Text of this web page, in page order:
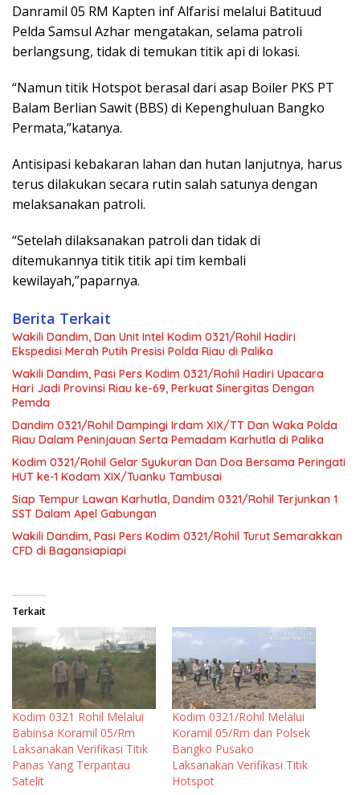
Danramil 05 RM Kapten inf Alfarisi melalui Batituud
Pelda Samsul Azhar mengatakan, selama patroli
berlangsung, tidak di temukan titik api di lokasi.
“Namun titik Hotspot berasal dari asap Boiler PKS PT
Balam Berlian Sawit (BBS) di Kepenghuluan Bangko
Permata,”katanya.
Antisipasi kebakaran lahan dan hutan lanjutnya, harus
terus dilakukan secara rutin salah satunya dengan
melaksanakan patroli.
“Setelah dilaksanakan patroli dan tidak di
ditemukannya titik titik api tim kembali
kewilayah,”paparnya.
Berita Terkait
Wakili Dandim, Dan Unit Intel Kodim 0321/Rohil Hadiri
Ekspedisi Merah Putih Presisi Polda Riau di Palika
Wakili Dandim, Pasi Pers Kodim 0321/Rohil Hadiri Upacara
Hari Jadi Provinsi Riau ke-69, Perkuat Sinergitas Dengan
Pemda
Dandim 0321/Rohil Dampingi Irdam XIX/TT Dan Waka Polda
Riau Dalam Peninjauan Serta Pemadam Karhutla di Palika
Kodim 0321/Rohil Gelar Syukuran Dan Doa Bersama Peringati
HUT ke-1 Kodam XIX/Tuanku Tambusai
Siap Tempur Lawan Karhutla, Dandim 0321/Rohil Terjunkan 1
SST Dalam Apel Gabungan
Wakili Dandim, Pasi Pers Kodim 0321/Rohil Turut Semarakkan
CFD di Bagansiapiapi
Terkait
Kodim 0321 Rohil Melalui
Babinsa Koramil 05/Rm
Laksanakan Verifikasi Titik
Panas Yang Terpantau
Satelit
Kodim 0321/Rohil Melalui
Koramil 05/Rm dan Polsek
Bangko Pusako
Laksanakan Verifikasi Titik
Hotspot